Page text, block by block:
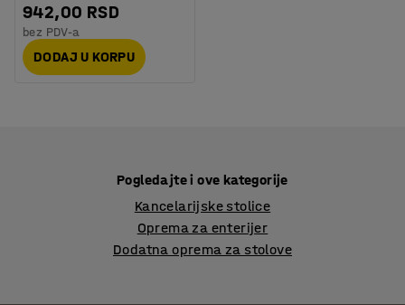
942,00 RSD
bez PDV-a
DODAJ U KORPU
Pogledajte i ove kategorije
Kancelarijske stolice
Oprema za enterijer
Dodatna oprema za stolove